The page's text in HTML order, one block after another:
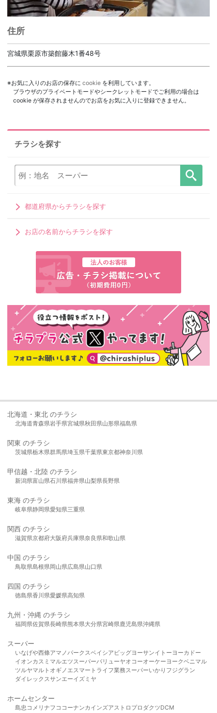
住所
宮城県栗原市築館藤木1番48号
※お気に入りのお店の保存に cookie を利用しています。
ブラウザのプライベートモードやシークレットモードでご利用の場合は
cookie が保存されませんのでお店をお気に入りに登録できません。
チラシを探す
都道府県からチラシを探す
お店の名前からチラシを探す
北海道・東北 のチラシ
北海道青森県岩手県宮城県秋田県山形県福島県
関東 のチラシ
茨城県栃木県群馬県埼玉県千葉県東京都神奈川県
甲信越・北陸 のチラシ
新潟県富山県石川県福井県山梨県長野県
東海 のチラシ
岐阜県静岡県愛知県三重県
関西 のチラシ
滋賀県京都府大阪府兵庫県奈良県和歌山県
中国 のチラシ
鳥取県島根県岡山県広島県山口県
四国 のチラシ
徳島県香川県愛媛県高知県
九州・沖縄 のチラシ
福岡県佐賀県長崎県熊本県大分県宮崎県鹿児島県沖縄県
スーパー
いなげや西條アマノパークスベイシア ビッグヨーサンイトーヨーカドー
イオンカスミ マルエツスーパーバリューヤオコーオーケー ヨークベニマル
ツルヤマルト オギノ エスマート ライフ業務スーパーいかり フジグラン
ダイレックスサンエーイズミヤ
ホームセンター
島忠 コメリ ナフコ コーナンカインズアストロプロダクツDCM